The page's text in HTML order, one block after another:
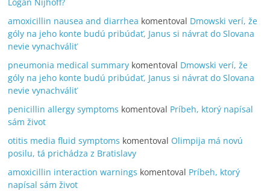
amoxicillin nausea and diarrhea komentoval Dmowski verí, že
góly na jeho konte budú pribúdať, Janus si návrat do Slovana
nevie vynachváliť
pneumonia medical summary komentoval Dmowski verí, že
góly na jeho konte budú pribúdať, Janus si návrat do Slovana
nevie vynachváliť
penicillin allergy symptoms komentoval Príbeh, ktorý napísal
sám život
otitis media fluid symptoms komentoval Olimpija má novú
posilu, tá prichádza z Bratislavy
amoxicillin interaction warnings komentoval Príbeh, ktorý
napísal sám život